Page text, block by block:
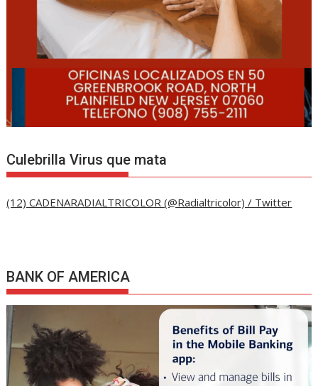
Culebrilla Virus que mata
(12) CADENARADIALTRICOLOR (@Radialtricolor) / Twitter
BANK OF AMERICA